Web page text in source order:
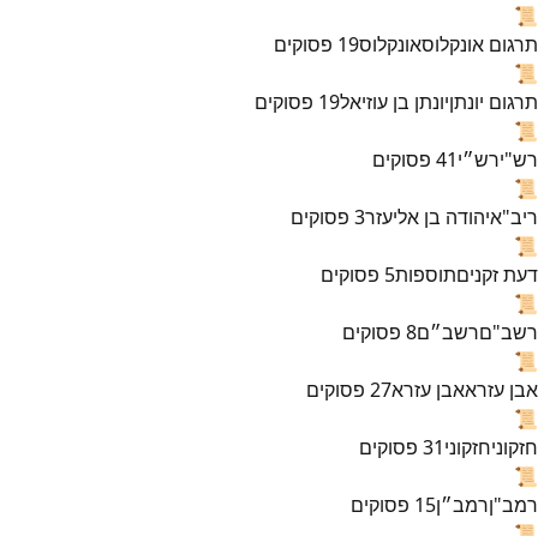
📜
תרגום אונקלוסאונקלוס19 פסוקים
📜
תרגום יונתןיונתן בן עוזיאל19 פסוקים
📜
רש"ירש״י41 פסוקים
📜
ריב"איהודה בן אליעזר3 פסוקים
📜
דעת זקניםתוספות5 פסוקים
📜
רשב"םרשב״ם8 פסוקים
📜
אבן עזראאבן עזרא27 פסוקים
📜
חזקוניחזקוני31 פסוקים
📜
רמב"ןרמב״ן15 פסוקים